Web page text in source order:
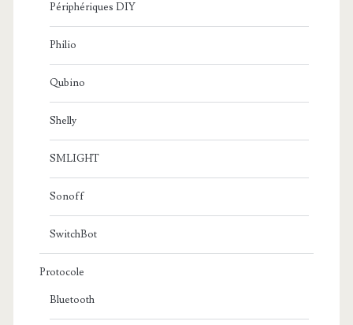
Périphériques DIY
Philio
Qubino
Shelly
SMLIGHT
Sonoff
SwitchBot
Protocole
Bluetooth